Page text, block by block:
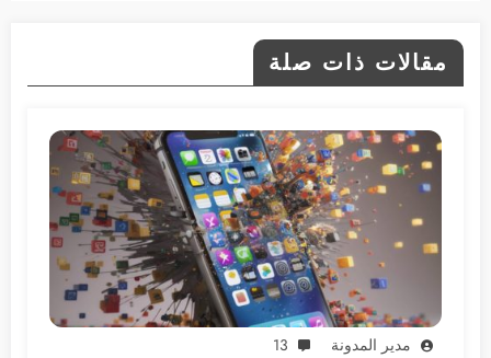
مقالات ذات صلة
مدير المدونة 13